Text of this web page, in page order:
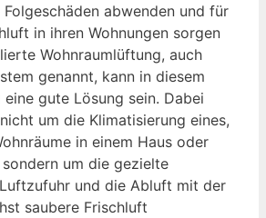
abwenden und für
in ihren Wohnungen sorgen
Wohnraumlüftung, auch
genannt, kann in diesem
eine gute Lösung sein. Dabei
um die Klimatisierung eines,
in einem Haus oder
um die gezielte
und die Abluft mit der
saubere Frischluft